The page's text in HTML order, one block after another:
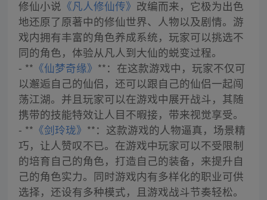
修仙小说 《凡人修仙传》 改编而来，它极为出色
地还原了原著中的修仙世界、人物以及剧情。游
戏内拥有丰富的角色养成系统，玩家可以挑选不
同的角色，体验从凡人到大仙的蜕变过程。
- ** 《仙梦奇缘》 **：在这款游戏中，玩家不仅可
以邂逅自己的仙侣，还可以跟自己的仙侣一起闯
荡江湖。并且玩家可以在游戏中展开战斗，其随
携带的技能特效让人目不暇接，带来视觉享受。
- ** 《剑玲珑》 **：这款游戏的人物逼真，场景精
巧，让人赞叹不已。在游戏中玩家可以不受限制
的培育自己的角色，打造自己的装备，来提升自
己的角色实力。同时游戏内有多样化的职业可供
选择，还设有多种模式，且游戏战斗节奏轻松。